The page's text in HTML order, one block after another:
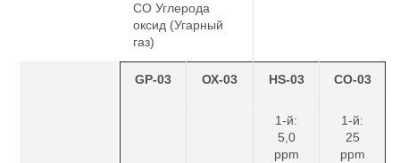
CO Углерода
оксид (Угарный
газ)
GP-03 ОХ-03 HS-03 CO-03
1-й:
5,0
ppm
1-й:
25
ppm